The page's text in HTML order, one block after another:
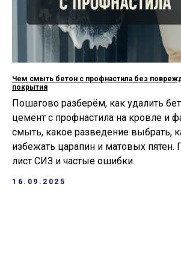
Чем смыть бетон с профнастила без
покрытия
Пошагово разберём, как удалить
цемент с профнастила на кровле и
смыть, какое разведение выбрать,
избежать царапин и матовых пятен.
лист СИЗ и частые ошибки.
16.09.2025